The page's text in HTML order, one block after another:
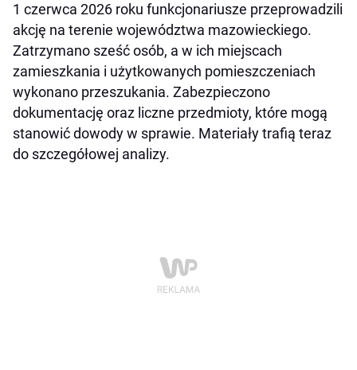
1 czerwca 2026 roku funkcjonariusze przeprowadzili
akcję na terenie województwa mazowieckiego.
Zatrzymano sześć osób, a w ich miejscach
zamieszkania i użytkowanych pomieszczeniach
wykonano przeszukania. Zabezpieczono
dokumentację oraz liczne przedmioty, które mogą
stanowić dowody w sprawie. Materiały trafią teraz
do szczegółowej analizy.